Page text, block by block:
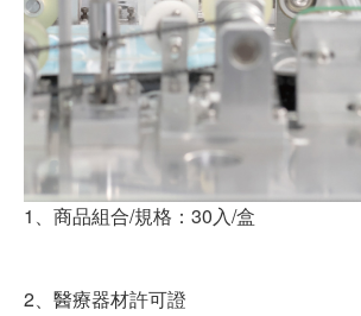
1、商品組合/規格：30入/盒
2、醫療器材許可證